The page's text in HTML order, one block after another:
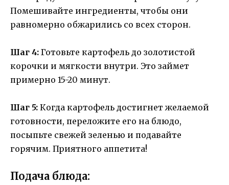
Помешивайте ингредиенты, чтобы они
равномерно обжарились со всех сторон.
Шаг 4: Готовьте картофель до золотистой
корочки и мягкости внутри. Это займет
примерно 15-20 минут.
Шаг 5: Когда картофель достигнет желаемой
готовности, переложите его на блюдо,
посыпьте свежей зеленью и подавайте
горячим. Приятного аппетита!
Подача блюда: